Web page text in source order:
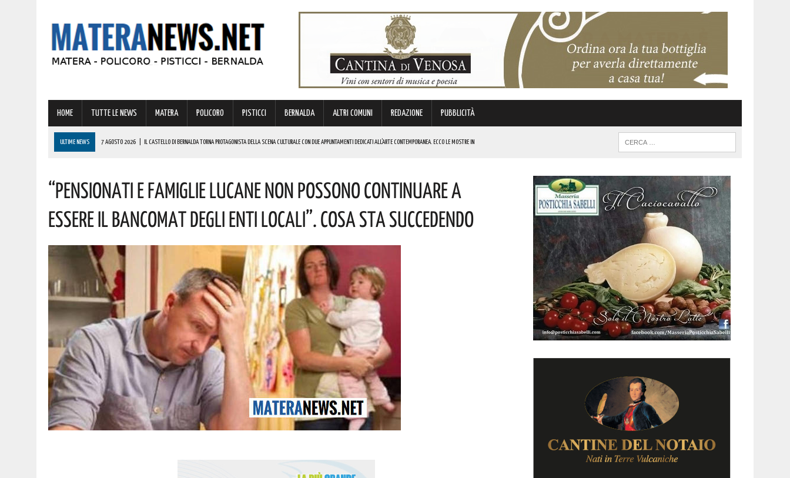
HOME TUTTE LE NEWS MATERA POLICORO PISTICCI BERNALDA ALTRI COMUNI REDAZIONE PUBBLICITÀ
ULTIME NEWS 7 AGOSTO 2026 IL CASTELLO DI BERNALDA TORNA PROTAGONISTA DELLA SCENA CULTURALE CON DUE APPUNTAMENTI DEDICATI ALL’ARTE CONTEMPORANEA. ECCO LE MOSTRE IN
7 AGOSTO 2026 | A GRASSANO FERVONO I PREPARATIVI PER LA RIEVOCAZIONE STORICA “I CAVALIERI DI MALTA”. ECCO IL PROGRAMMA
7 AGOSTO 2026 BERNALDA: IL SUGGESTIVO SCENARIO DELLE TAVOLE PALATINE FARÀ DA CORNICE ALLO SPETTACOLO DI ROSMY, UN EMOZIONANTE VIAGGIO TRA MUSICA E PAROLE. I DETTAGLI
“Pensionati E Famiglie Lucane Non Possono Continuare A
Essere Il Bancomat Degli Enti Locali”. Cosa Sta Succedendo